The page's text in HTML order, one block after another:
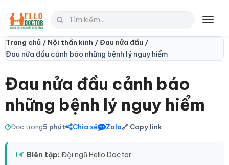
Trang chủ / Nội thần kinh /Đau nửa đầu /
Đau nửa đầu cảnh báo những bệnh lý nguy hiểm
Đau nửa đầu cảnh báo
những bệnh lý nguy hiểm
Đọc trong5 phút Chia sẻ Zalo🔗 Copy link
Biên tập: Đội ngũ Hello Doctor